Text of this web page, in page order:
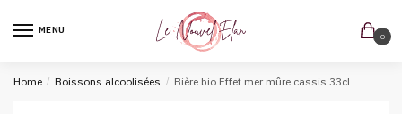
MENU
0
Home / Boissons alcoolisées / Bière bio Effet mer mûre cassis 33cl